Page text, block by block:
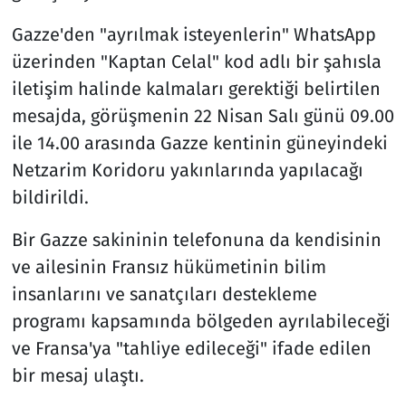
Gazze'den "ayrılmak isteyenlerin" WhatsApp
üzerinden "Kaptan Celal" kod adlı bir şahısla
iletişim halinde kalmaları gerektiği belirtilen
mesajda, görüşmenin 22 Nisan Salı günü 09.00
ile 14.00 arasında Gazze kentinin güneyindeki
Netzarim Koridoru yakınlarında yapılacağı
bildirildi.
Bir Gazze sakininin telefonuna da kendisinin
ve ailesinin Fransız hükümetinin bilim
insanlarını ve sanatçıları destekleme
programı kapsamında bölgeden ayrılabileceği
ve Fransa'ya "tahliye edileceği" ifade edilen
bir mesaj ulaştı.